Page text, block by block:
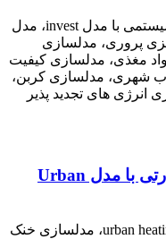
آموزش ارزشگذاری خدمات اکوسیستمی با مدل invest، مدل
پروری، مدلسازی
مغذی، مدلسازی کیفیت
شهری، مدلسازی کربن،
انرژی های تجدید پذیر
آموزش مدلسازی جزایر حرارتی با مدل Urban
مدلسازی جزایر حرارتی urban heating island، مدلسازی خنک